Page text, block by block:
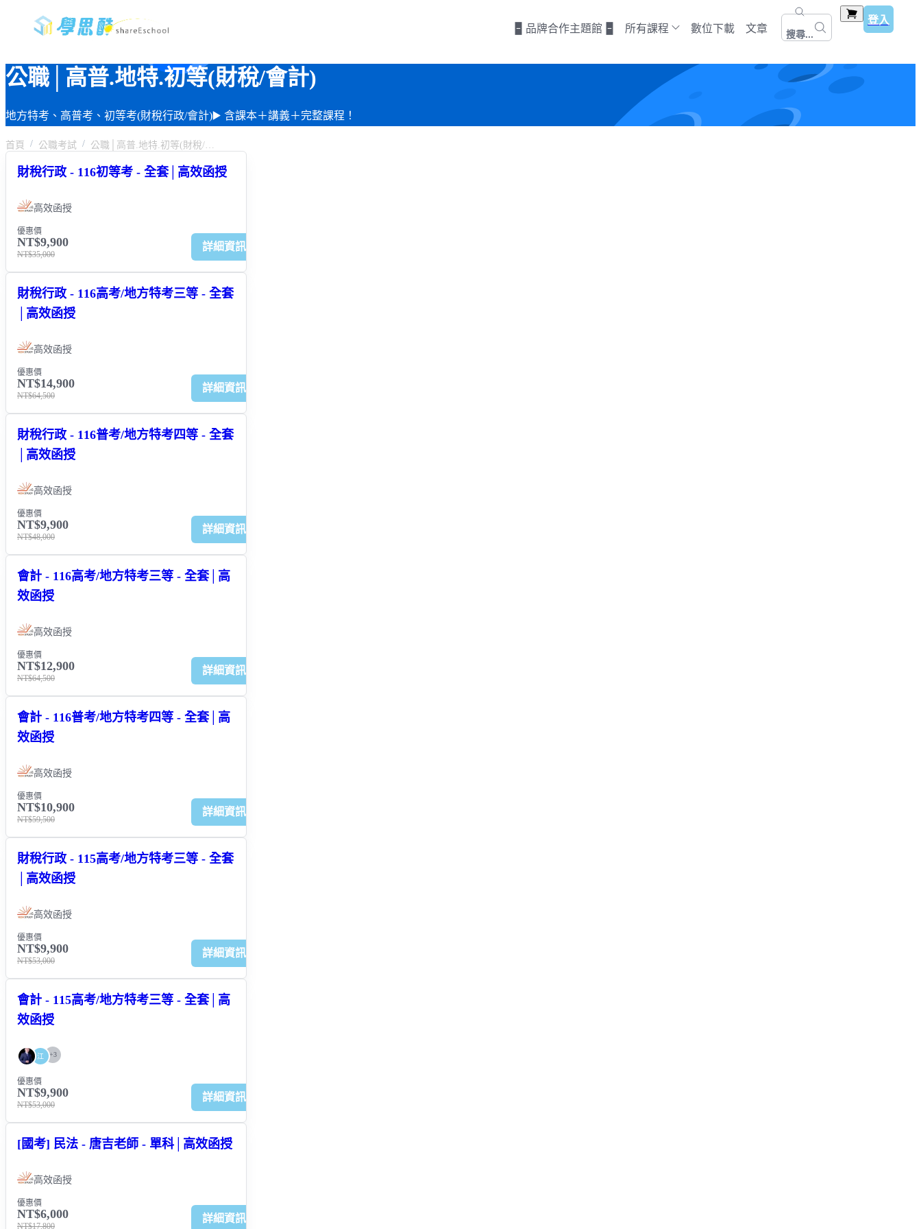
🁢 品牌合作主題館 🁢 所有課程 數位下載 文章 搜尋...
登入
公職│高普.地特.初等(財稅/會計)
地方特考、高普考、初等考(財稅行政/會計)▶️ 含課本＋講義＋完整課程！
首頁 公職考試
財稅行政 - 116初等考 - 全套│高效函授
高效函授
優惠價
NT$9,900
NT$35,000
詳細資訊
財稅行政 - 116高考/地方特考三等 - 全套
│高效函授
高效函授
優惠價
NT$14,900
NT$64,500
詳細資訊
財稅行政 - 116普考/地方特考四等 - 全套
│高效函授
高效函授
優惠價
NT$9,900
NT$48,000
詳細資訊
會計 - 116高考/地方特考三等 - 全套│高
效函授
高效函授
優惠價
NT$12,900
NT$64,500
詳細資訊
會計 - 116普考/地方特考四等 - 全套│高
效函授
高效函授
優惠價
NT$10,900
NT$59,500
詳細資訊
財稅行政 - 115高考/地方特考三等 - 全套
│高效函授
高效函授
優惠價
NT$9,900
NT$53,000
詳細資訊
會計 - 115高考/地方特考三等 - 全套│高
效函授
+3
江
優惠價
NT$9,900
NT$53,000
詳細資訊
[國考] 民法 - 唐吉老師 - 單科│高效函授
高效函授
優惠價
NT$6,000
NT$17,800
詳細資訊